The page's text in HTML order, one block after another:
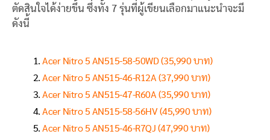
ตัดสินใจได้ง่ายขึ้น ซึ่งทั้ง 7 รุ่นที่ผู้เขียนเลือกมาแนะนำจะมี
ดังนี้
Acer Nitro 5 AN515-58-50WD (35,990 บาท)
Acer Nitro 5 AN515-46-R12A (37,990 บาท)
Acer Nitro 5 AN515-47-R60A (35,990 บาท)
Acer Nitro 5 AN515-58-56HV (45,990 บาท)
Acer Nitro 5 AN515-46-R7QJ (47,990 บาท)